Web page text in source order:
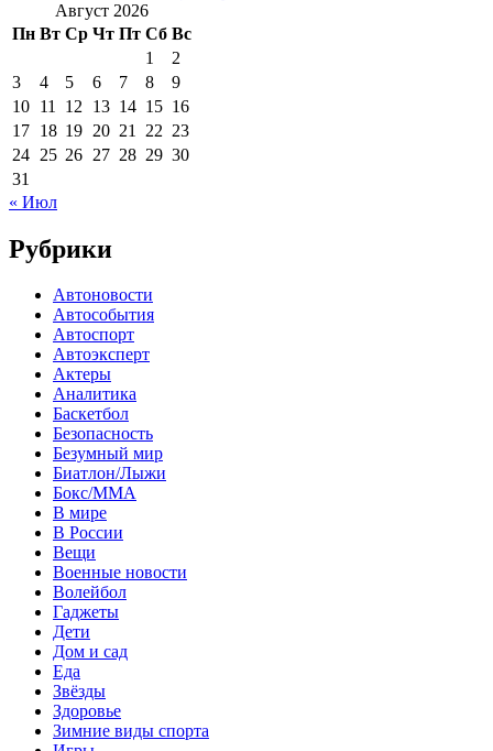
Август 2026
Пн Вт Ср Чт Пт Сб Вс
1
2
3
4 5 6 7 8
9
10 11 12 13 14 15 16
17 18 19 20 21 22 23
24 25 26 27 28 29 30
31
« Июл
Рубрики
Автоновости
Автособытия
Автоспорт
Автоэксперт
Актеры
Аналитика
Баскетбол
Безопасность
Безумный мир
Биатлон/Лыжи
Бокс/MMA
В мире
В России
Вещи
Военные новости
Волейбол
Гаджеты
Дети
Дом и сад
Еда
Звёзды
Здоровье
Зимние виды спорта